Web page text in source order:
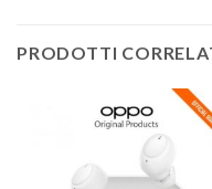
PRODOTTI